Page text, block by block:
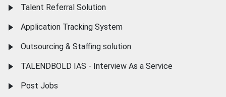
Talent Referral Solution
Application Tracking System
Outsourcing & Staffing solution
TALENDBOLD IAS - Interview As a Service
Post Jobs